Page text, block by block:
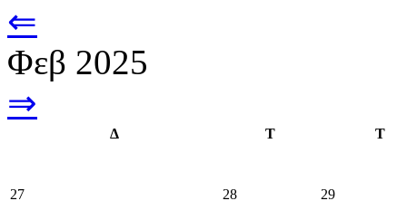
⇐
Φεβ 2025
⇒
Δ Τ Τ
27 28 29